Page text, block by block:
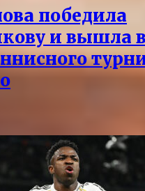
победила
и вышла